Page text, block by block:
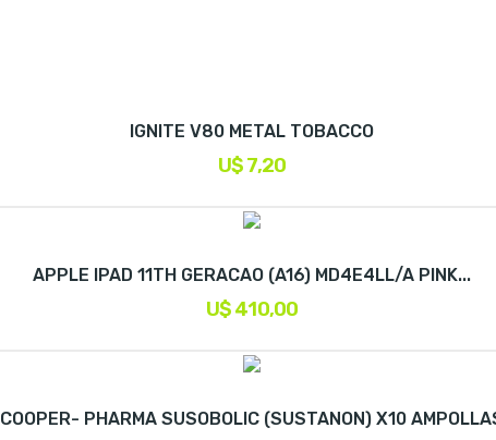
IGNITE V80 METAL TOBACCO
U$ 7,20
APPLE IPAD 11TH GERACAO (A16) MD4E4LL/A PINK...
U$ 410,00
COOPER- PHARMA SUSOBOLIC (SUSTANON) X10